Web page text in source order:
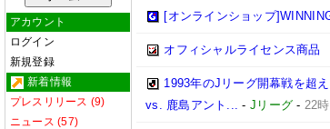
アカウント
ログイン
新規登録
新着情報
プレスリリース (9)
ニュース (57)
[オンラインショップ
オフィシャルライセンス商品
1993年のJリーグ開幕戦を超
vs. 鹿島アント... -Jリーグ - 22時